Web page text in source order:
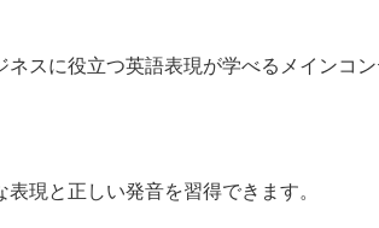
スに役立つ英語表現が学べるメインコ
現と正しい発音を習得できます。